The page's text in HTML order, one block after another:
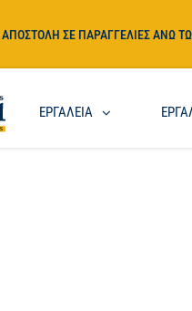
ΣΕ ΠΑΡΑΓΓΕΛΙΕΣ ΑΝΩ
ΕΡΓΑΛΕΙΑ